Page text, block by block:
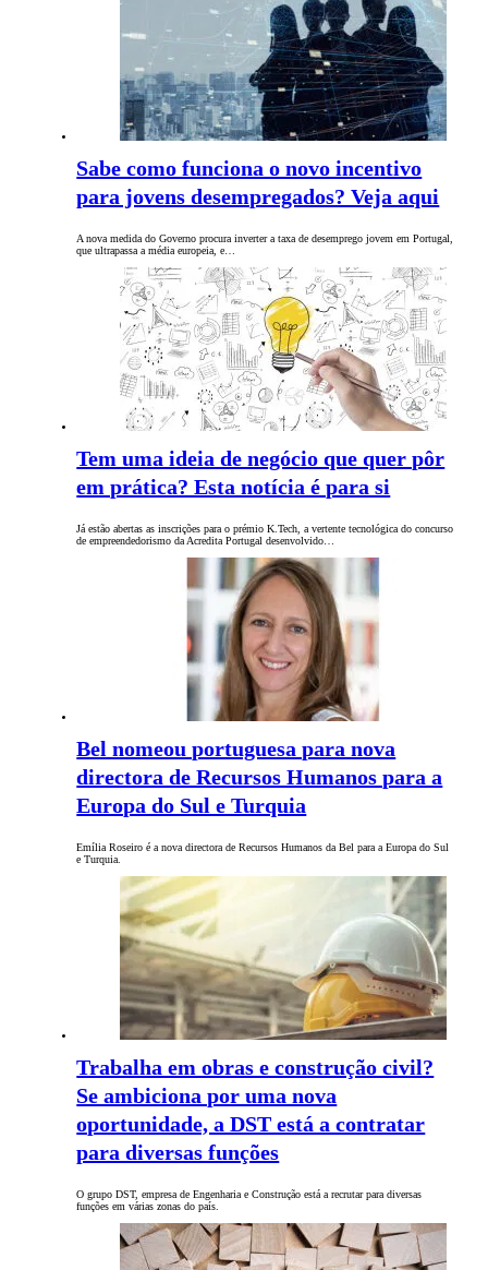
Sabe como funciona o novo incentivo
para jovens desempregados? Veja aqui
A nova medida do Governo procura inverter a taxa de desemprego jovem em Portugal,
que ultrapassa a média europeia, e…
Tem uma ideia de negócio que quer pôr
em prática? Esta notícia é para si
Já estão abertas as inscrições para o prémio K.Tech, a vertente tecnológica do concurso
de empreendedorismo da Acredita Portugal desenvolvido…
Bel nomeou portuguesa para nova
directora de Recursos Humanos para a
Europa do Sul e Turquia
Emília Roseiro é a nova directora de Recursos Humanos da Bel para a Europa do Sul
e Turquia.
Trabalha em obras e construção civil?
Se ambiciona por uma nova
oportunidade, a DST está a contratar
para diversas funções
O grupo DST, empresa de Engenharia e Construção está a recrutar para diversas
funções em várias zonas do país.